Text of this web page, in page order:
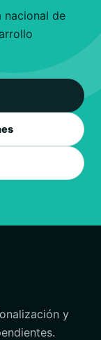
nacional de
y